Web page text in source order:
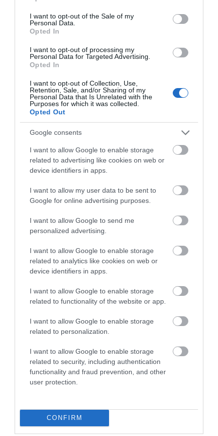
use your data for below specified purposes in below Google
consent section.
I want to opt-out of the Sale of my
Personal Data.
Opted In
I want to opt-out of processing my
Personal Data for Targeted Advertising.
Opted In
I want to opt-out of Collection, Use,
Retention, Sale, and/or Sharing of my
Personal Data that Is Unrelated with the
Purposes for which it was collected.
Opted Out
Google consents
I want to allow Google to enable storage
related to advertising like cookies on web or
device identifiers in apps.
I want to allow my user data to be sent to
Google for online advertising purposes.
I want to allow Google to send me
personalized advertising.
I want to allow Google to enable storage
related to analytics like cookies on web or
device identifiers in apps.
I want to allow Google to enable storage
related to functionality of the website or app.
I want to allow Google to enable storage
related to personalization.
I want to allow Google to enable storage
related to security, including authentication
functionality and fraud prevention, and other
user protection.
CONFIRM
Οι κωδικοί που χρησιμοποιούνται για την αναγνώρισή σας
Μυστικός Κωδικός Ασφαλείας (password), οι οποίοι κάθε
φορά που τους καταχωρείτε σας παρέχουν πρόσβαση με
απόλυτη ασφάλεια στα προσωπικά σας στοιχεία.
Ο μόνος που έχει πρόσβαση στα στοιχεία σας είστε εσείς
μέσω των ανωτέρω κωδικών και είστε αποκλειστικά
υπεύθυνοι για την διατήρηση της μυστικότητάς και
απόκρυψης του από τρίτα πρόσωπα. Σε περίπτωση
απώλειας του ή διαρροής του θα πρέπει να προβείτε στην
κατάστημαpolychromo.grδεν ευθύνεται για την χρήση
Σας συνιστούμε, για λόγους ασφαλείας, να αλλάζετε το
αποφεύγετε τη χρήση των ίδιων και εύκολα ανιχνεύσιμων
κωδικών (π.χ. ημερομηνία γέννησης). Επίσης σας
προτείνουμε να χρησιμοποιείτε όχι μόνο γράμματα αλλα
και αριθμούς για τη δημιουργία password.
Κρυπτογράφηση
Το σύστημα του polychromo.gr αποκρυπτογραφεί πρώτα τις
πληροφορίες που λαμβάνει χρησιμοποιώντας το ίδιο κλειδί
(που προκαθορίζεται με την έναρξη της σύνδεσής σας με
πληροφορίες ακολουθώντας την ίδια διαδικασία